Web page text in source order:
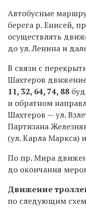
Автобусные
берега р. Енисей,
осуществлять
до ул. Ленина и
В связи с
Шахтеров
11, 32, 64, 74, 88
и обратном
Шахтеров — ул.
Партизана
(ул. Карла Маркса)
По пр. Мира
до окончания
Движение
по следующим